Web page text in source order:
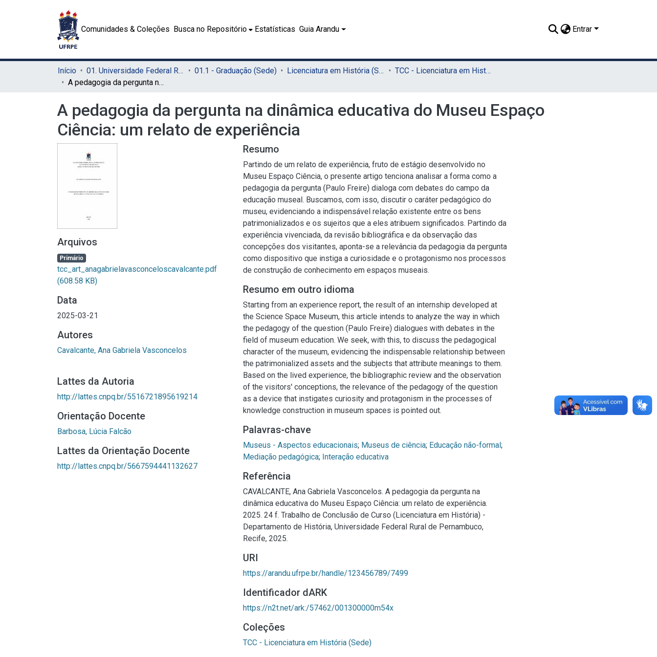
Comunidades & Coleções Busca no Repositório Estatísticas Guia Arandu Entrar
Início 01. Universidade Federal Rural de Pernambuco - UFRPE (Sede) 01.1 - Graduação (Sede) Licenciatura em História (Sede)
TCC - Licenciatura em História (Sede)
A pedagogia da pergunta na dinâmica educativa do Museu Espaço Ciência: um relato de experiência
A pedagogia da pergunta na dinâmica educativa do Museu Espaço
Ciência: um relato de experiência
Arquivos
Primário
tcc_art_anagabrielavasconceloscavalcante.pdf
(608.58 KB)
Data
2025-03-21
Autores
Cavalcante, Ana Gabriela Vasconcelos
Lattes da Autoria
http://lattes.cnpq.br/5516721895619214
Orientação Docente
Barbosa, Lúcia Falcão
Lattes da Orientação Docente
http://lattes.cnpq.br/5667594441132627
Resumo
Partindo de um relato de experiência, fruto de estágio desenvolvido no
Museu Espaço Ciência, o presente artigo tenciona analisar a forma como a
pedagogia da pergunta (Paulo Freire) dialoga com debates do campo da
educação museal. Buscamos, com isso, discutir o caráter pedagógico do
museu, evidenciando a indispensável relação existente entre os bens
patrimonializados e os sujeitos que a eles atribuem significados. Partindo da
experiência vivenciada, da revisão bibliográfica e da observação das
concepções dos visitantes, aponta-se a relevância da pedagogia da pergunta
como dispositivo que instiga a curiosidade e o protagonismo nos processos
de construção de conhecimento em espaços museais.
Resumo em outro idioma
Starting from an experience report, the result of an internship developed at
the Science Space Museum, this article intends to analyze the way in which
the pedagogy of the question (Paulo Freire) dialogues with debates in the
field of museum education. We seek, with this, to discuss the pedagogical
character of the museum, evidencing the indispensable relationship between
the patrimonialized assets and the subjects that attribute meanings to them.
Based on the lived experience, the bibliographic review and the observation
of the visitors' conceptions, the relevance of the pedagogy of the question
as a device that instigates curiosity and protagonism in the processes of
knowledge construction in museum spaces is pointed out.
Palavras-chave
Museus - Aspectos educacionais; Museus de ciência; Educação não-formal;
Mediação pedagógica; Interação educativa
Referência
CAVALCANTE, Ana Gabriela Vasconcelos. A pedagogia da pergunta na
dinâmica educativa do Museu Espaço Ciência: um relato de experiência.
2025. 24 f. Trabalho de Conclusão de Curso (Licenciatura em História) -
Departamento de História, Universidade Federal Rural de Pernambuco,
Recife, 2025.
URI
https://arandu.ufrpe.br/handle/123456789/7499
Identificador dARK
https://n2t.net/ark:/57462/001300000m54x
Coleções
TCC - Licenciatura em História (Sede)